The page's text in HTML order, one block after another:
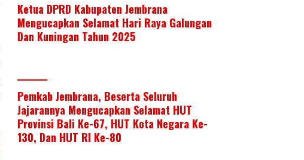
Ketua DPRD Kabupaten Jembrana
Mengucapkan Selamat Hari Raya Galungan
Dan Kuningan Tahun 2025
Pemkab Jembrana, Beserta Seluruh
Jajarannya Mengucapkan Selamat HUT
Provinsi Bali Ke-67, HUT Kota Negara Ke-
130, Dan HUT RI Ke-80